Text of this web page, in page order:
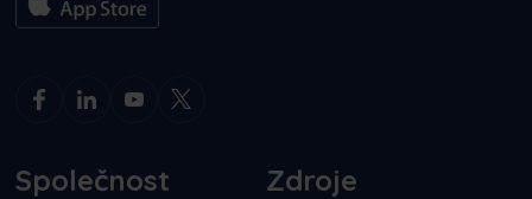
Společnost Zdroje